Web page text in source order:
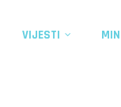
VIJESTI